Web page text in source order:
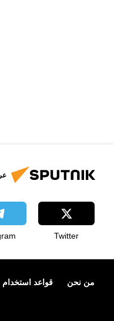
Twitter
من نحن قواعد استخدام